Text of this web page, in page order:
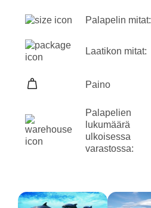
Palapelin mitat:
Laatikon mitat:
Paino
Palapelien
lukumäärä
ulkoisessa
varastossa: